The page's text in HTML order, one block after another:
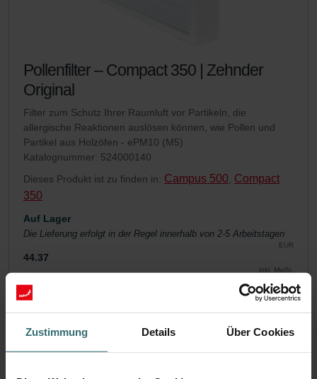
Zustimmung Details Über Cookies
Pollenfilter – Compact 350 | Zehnder
Original
Filter zum Schutz Ihrer Raumluft vor Partikeln, die
allergische Reaktionen auslösen können, wie Pollen und
Partikel aus Holzöfen - ePM10 (M5)
Katalognummer: 524000140
Dieses Produkt ist zu finden in: Campus 500 Compact
350
Auf Lager
Die Lieferung erfolgt in der Regel innerhalb von 2-5 Arbeitstagen
EUR
44.37
inkl. MwSt.
In den Warenkorb legen